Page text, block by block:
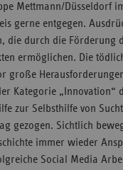
Mettmann/Düsseldorf
gerne entgegen.
die durch die Förderung
ermöglichen. Die
große
Kategorie „Innovation“
zur Selbsthilfe von
gezogen. Sichtlich
immer wieder
Social Media